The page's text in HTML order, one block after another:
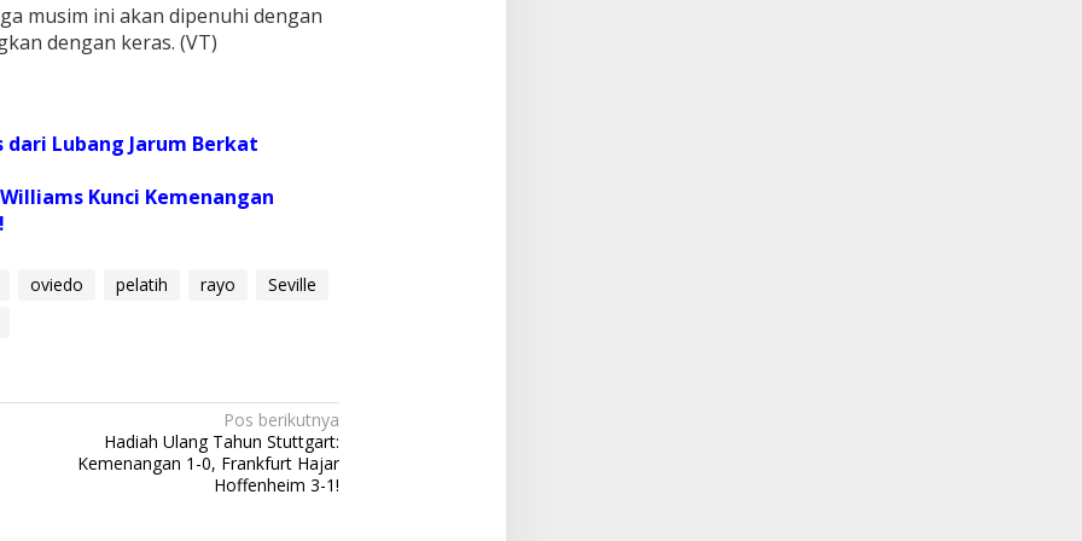
musim ini akan dipenuhi dengan
dengan keras. (VT)
dari Lubang Jarum Berkat
Kunci Kemenangan
oviedo pelatih rayo
Seville
Pos berikutnya
Hadiah Ulang Tahun Stuttgart:
Kemenangan 1-0, Frankfurt Hajar
Hoffenheim 3-1!